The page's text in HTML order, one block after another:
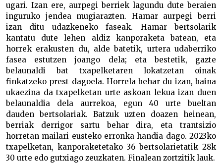
ugari. Izan ere, aurpegi berriek lagundu dute beraien
inguruko jendea mugiarazten. Hamar aurpegi berri
izan ditu udazkeneko faseak. Hamar bertsolarik
kantatu dute lehen aldiz kanporaketa batean, eta
horrek erakusten du, alde batetik, urtera udaberriko
fasea estutzen joango dela; eta bestetik, gazte
belaunaldi bat txapelketaren lokatzetan oinak
finkatzeko prest dagoela. Horrela behar du izan, baina
ukaezina da txapelketan urte askoan lekua izan duen
belaunaldia dela aurrekoa, egun 40 urte bueltan
dauden bertsolariak. Batzuk uzten doazen heinean,
berriak derrigor sartu behar dira, eta trantsizio
horretan mailari eusteko erronka handia dago. 2023ko
txapelketan, kanporaketetako 36 bertsolarietatik 28k
30 urte edo gutxiago zeuzkaten. Finalean zortzitik lauk.